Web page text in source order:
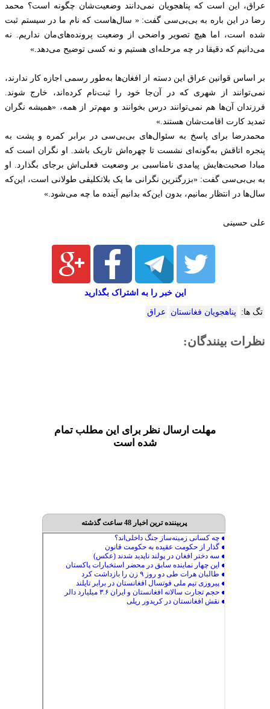
عراق، این است که پناهجویان نمی‌دانند وضعیت‌شان چگونه است؟ محمد
رضا در این باره به بی‌بی‌سی گفت: « سال‌هاست که نام ما در سیستم ثبت
شده است، اما هیچ تصویر واضحی از وضعیت پرونده‌های‌مان نداریم. نه
می‌دانیم که دقیقا در چه مرحله‌ای هستیم و نه کسی توضیح می‌دهد.»
بر اساس قوانین عراق این دسته از افغان‌ها به‌طور رسمی اجازه کار ندارند،
نمی‌توانند از شهری که در آن‌جا خود را ثبت‌نام کرده‌اند، خارج شوند.
فرزندان آن‌ها هم نمی‌توانند درس بخوانند و مهم‌تر از همه، «همیشه نگران
تمدید کارت اقامت‌شان هستند.»
محمدرضا برای پاسخ به سئوال‌های بی‌بی‌سی در برابر کمره و پشت به
پنجره‌ اتاقش به‌گونه‌ای نشست تا چهره‌اش تاریک باشد. او نگران است که
مبادا صحبت‌هایش پیامدی نامناسبی بر وضعیت فعلی‌اش برجای بگذارد. او
به بی‌بی‌سی گفت: «بزرگترین نگرانی ما یک بلاتکلیفی طولانی است، این‌که
سال‌ها در انتظار بمانیم، بدون این‌که بدانیم آینده ما چه می‌شود.»
علی حسینی
این خبر را به اشتراک بگذارید
تگ ها: پناهجویان فغانستان عراق
نظرات بینندگان:
مهلت ارسال نظر برای این مطلب تمام
شده است
پربیننده ترین اخبار 48 ساعت گذشته